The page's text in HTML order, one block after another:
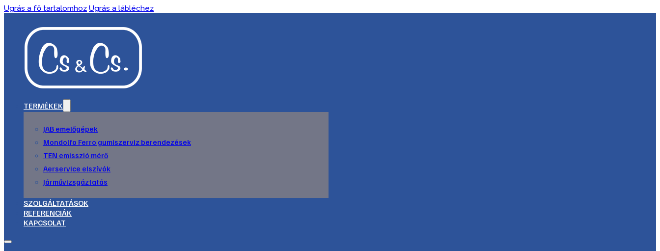
Ugrás a fő tartalomhoz Ugrás a lábléchez
TERMÉKEK
JAB emelőgépek
Mondolfo Ferro gumiszerviz berendezések
TEN emisszió mérő
Aerservice elszívók
Járművizsgáztatás
SZOLGÁLTATÁSOK
REFERENCIÁK
KAPCSOLAT